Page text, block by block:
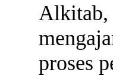
Alkitab,
proses